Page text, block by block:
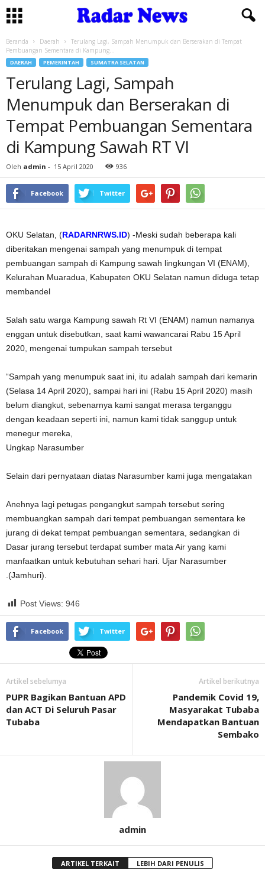
Beranda Daerah
Terulang Lagi, Sampah Menumpuk dan Berserakan di Tempat
Pembuangan Sementara di Kampung...
DAERAH PEMERINTAH SUMATRA SELATAN
Terulang Lagi, Sampah
Menumpuk dan Berserakan di
Tempat Pembuangan Sementara
di Kampung Sawah RT VI
Oleh admin - 15 April 2020 936
Facebook Twitter
OKU Selatan, (RADARNRWS.ID) -Meski sudah beberapa kali
diberitakan mengenai sampah yang menumpuk di tempat
pembuangan sampah di Kampung sawah lingkungan VI (ENAM),
Kelurahan Muaradua, Kabupaten OKU Selatan namun diduga tetap
membandel
Salah satu warga Kampung sawah Rt VI (ENAM) namun namanya
enggan untuk disebutkan, saat kami wawancarai Rabu 15 April
2020, mengenai tumpukan sampah tersebut
“Sampah yang menumpuk saat ini, itu adalah sampah dari kemarin
(Selasa 14 April 2020), sampai hari ini (Rabu 15 April 2020) masih
belum diangkut, sebenarnya kami sangat merasa terganggu
dengan keadaan seperti ini, namun kami tidak sanggup untuk
menegur mereka,
Ungkap Narasumber
Selain dari pernyataan diatas Narasumber kami juga mengatakan
Anehnya lagi petugas pengangkut sampah tersebut sering
membuangkan sampah dari tempat pembuangan sementara ke
jurang di dekat tempat pembuangan sementara, sedangkan di
Dasar jurang tersebut terdapat sumber mata Air yang kami
manfaatkan untuk kebutuhan sehari hari. Ujar Narasumber
.(Jamhuri).
Post Views: 946
Facebook Twitter
Artikel sebelumya
PUPR Bagikan Bantuan APD
dan ACT Di Seluruh Pasar
Tubaba
Artikel berikutnya
Pandemik Covid 19,
Masyarakat Tubaba
Mendapatkan Bantuan
Sembako
admin
ARTIKEL TERKAIT LEBIH DARI PENULIS